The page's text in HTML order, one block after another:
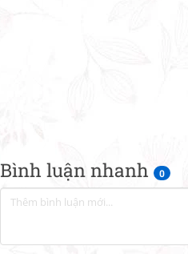
Bình luận nhanh 0